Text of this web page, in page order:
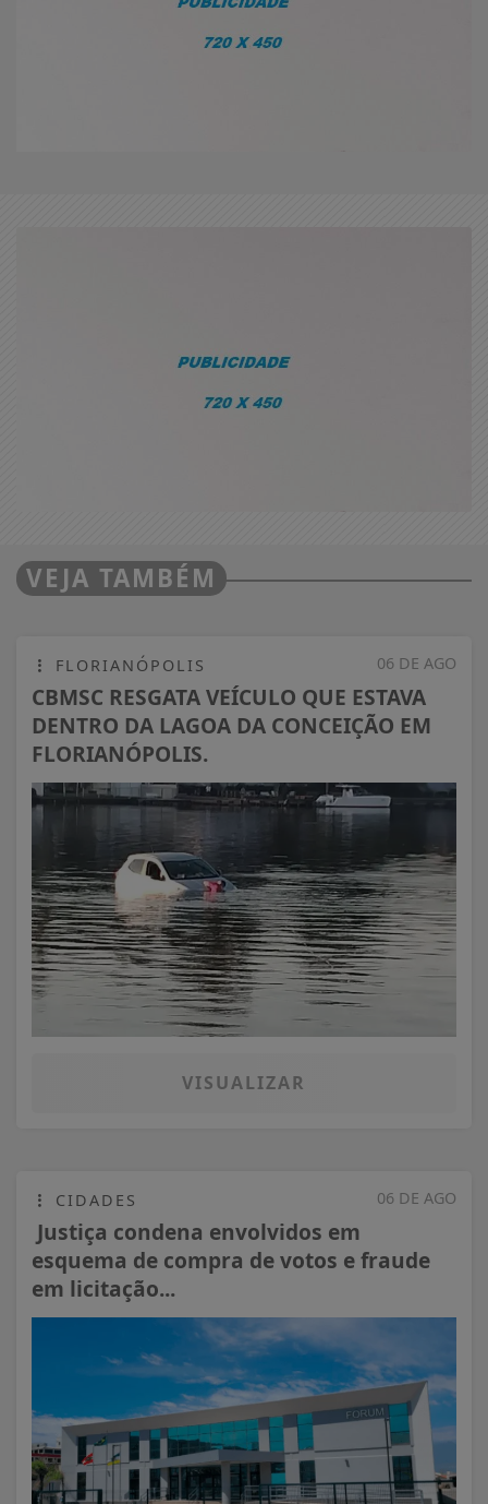
VEJA TAMBÉM
06 DE AGO
FLORIANÓPOLIS
CBMSC RESGATA VEÍCULO QUE ESTAVA
DENTRO DA LAGOA DA CONCEIÇÃO EM
FLORIANÓPOLIS.
VISUALIZAR
06 DE AGO
CIDADES
Justiça condena envolvidos em
esquema de compra de votos e fraude
em licitação...